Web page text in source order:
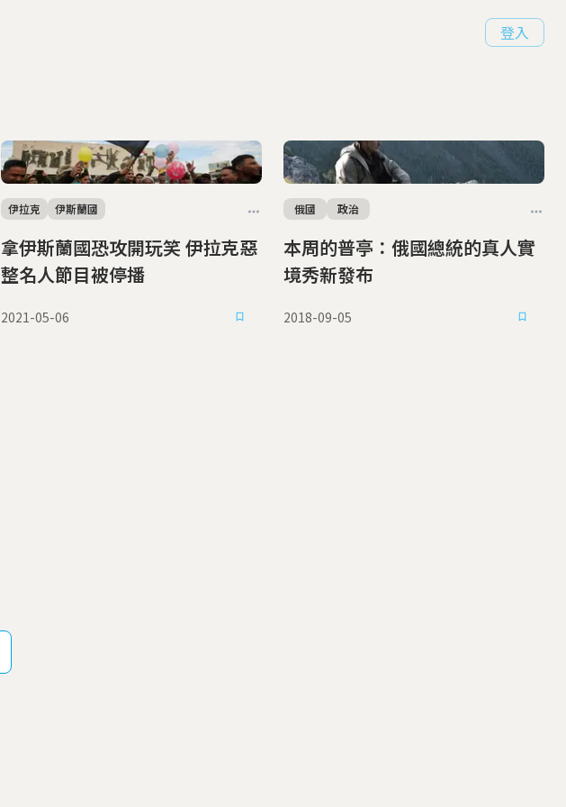
登入
拿伊斯蘭國恐攻開玩笑 伊拉克惡
整名人節目被停播
伊拉克 伊斯蘭國
2021-05-06
本周的普亭：俄國總統的真人實
境秀新發布
俄國 政治
2018-09-05